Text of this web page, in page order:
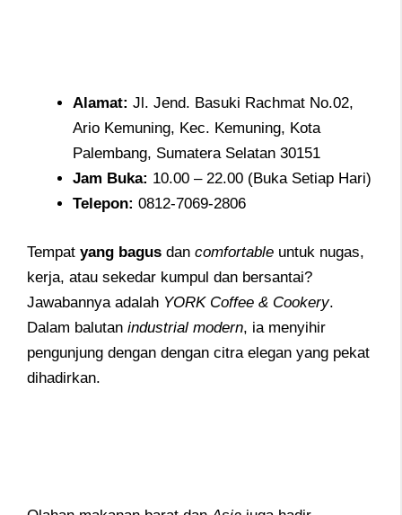
Alamat: Jl. Jend. Basuki Rachmat No.02,
Ario Kemuning, Kec. Kemuning, Kota
Palembang, Sumatera Selatan 30151
Jam Buka: 10.00 – 22.00 (Buka Setiap Hari)
Telepon: 0812-7069-2806
Tempat yang bagus dan comfortable untuk nugas,
kerja, atau sekedar kumpul dan bersantai?
Jawabannya adalah YORK Coffee & Cookery.
Dalam balutan industrial modern, ia menyihir
pengunjung dengan dengan citra elegan yang pekat
dihadirkan.